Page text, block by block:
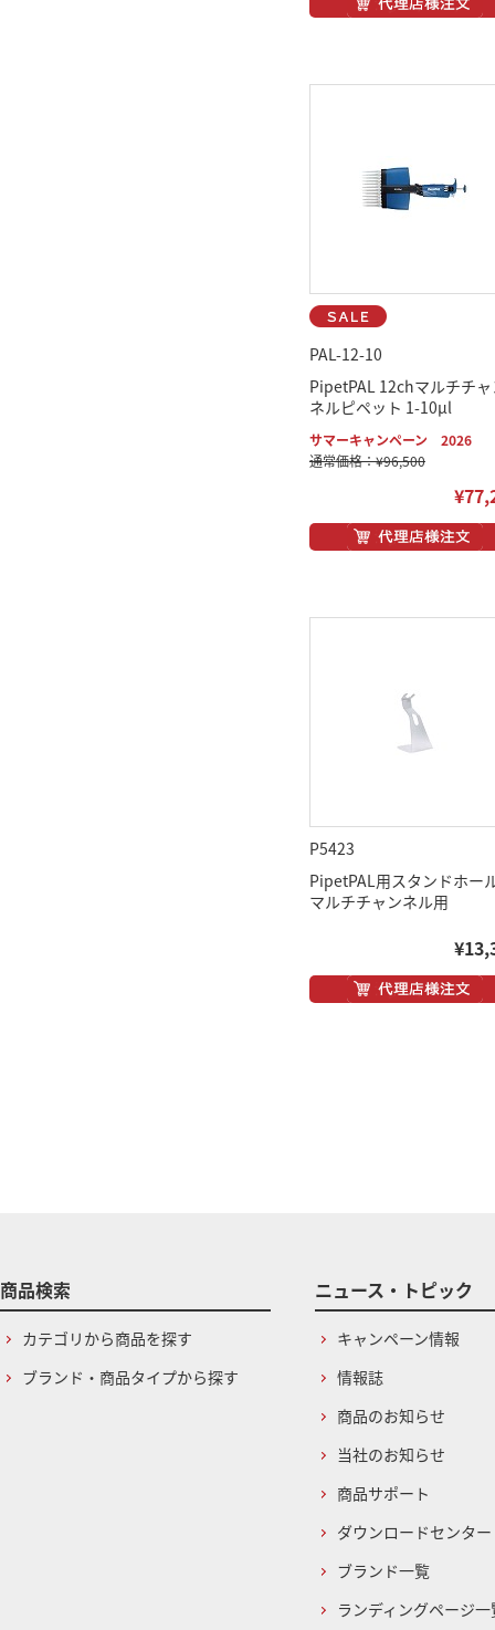
PAL-12-10
PipetPAL 12chマルチチ
ネルピペット 1-10μl
サマーキャンペーン 2026
通常価格：¥96,500
P5423
PipetPAL用スタンドホー
マルチチャンネル用
商品検索
カテゴリから商品を探す
ブランド・商品タイプから探す
ニュース・トピック
キャンペーン情報
情報誌
商品のお知らせ
当社のお知らせ
商品サポート
ダウンロードセンター
ブランド一覧
ランディングページ一